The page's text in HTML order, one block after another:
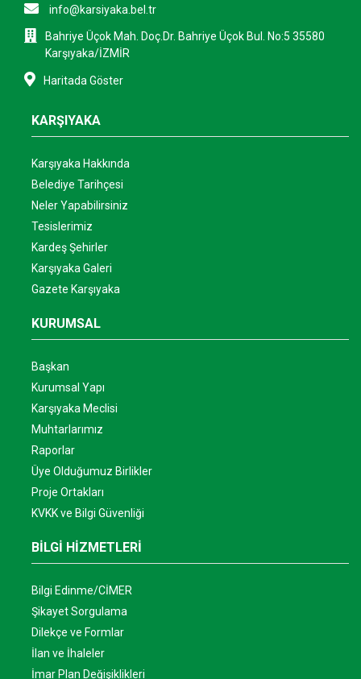
info@karsiyaka.bel.tr
Bahriye Üçok Mah. Doç.Dr. Bahriye Üçok Bul. No:5 35580
Karşıyaka/İZMİR
Haritada Göster
KARŞIYAKA
Karşıyaka Hakkında
Belediye Tarihçesi
Neler Yapabilirsiniz
Tesislerimiz
Kardeş Şehirler
Karşıyaka Galeri
Gazete Karşıyaka
KURUMSAL
Başkan
Kurumsal Yapı
Karşıyaka Meclisi
Muhtarlarımız
Raporlar
Üye Olduğumuz Birlikler
Proje Ortakları
KVKK ve Bilgi Güvenliği
BİLGİ HİZMETLERİ
Bilgi Edinme/CİMER
Şikayet Sorgulama
Dilekçe ve Formlar
İlan ve İhaleler
İmar Plan Değişiklikleri